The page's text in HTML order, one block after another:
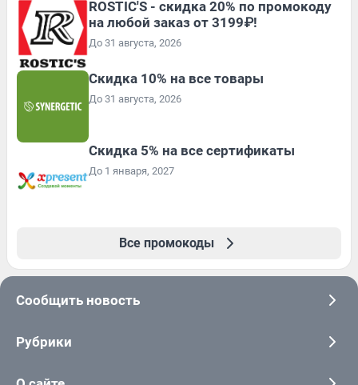
ROSTIC'S - скидка 20% по промокоду
на любой заказ от 3199₽!
До 31 августа, 2026
Скидка 10% на все товары
До 31 августа, 2026
Скидка 5% на все сертификаты
До 1 января, 2027
Все промокоды
Сообщить новость
Рубрики